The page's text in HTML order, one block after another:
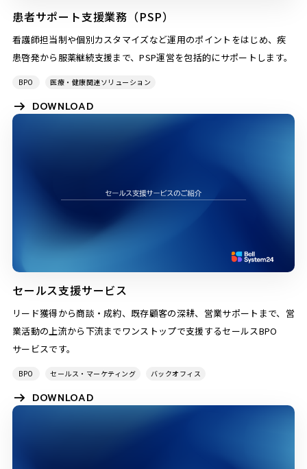
患者サポート支援業務（PSP）
看護師担当制や個別カスタマイズなど運用のポイントをはじめ、疾
患啓発から服薬継続支援まで、PSP運営を包括的にサポートします。
BPO 医療・健康関連ソリューション
DOWNLOAD
セールス支援サービス
リード獲得から商談・成約、既存顧客の深耕、営業サポートまで、営
業活動の上流から下流までワンストップで支援するセールスBPO
サービスです。
BPO セールス・マーケティング バックオフィス
DOWNLOAD